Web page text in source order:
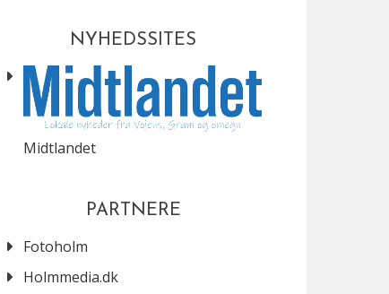
NYHEDSSITES
Midtlandet
PARTNERE
Fotoholm
Holmmedia.dk